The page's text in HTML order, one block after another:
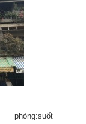
phòng:suốt